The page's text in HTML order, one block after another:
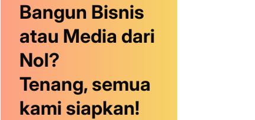
Bangun Bisnis
atau Media dari
Nol?
Tenang, semua
kami siapkan!